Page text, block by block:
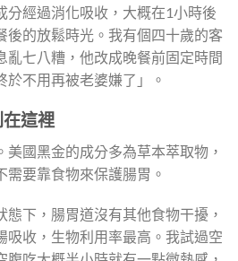
分經過消化吸收，大概在1小時後
後的放鬆時光。我有個四十歲的客
亂七八糟，他改成晚餐前固定時間
不用再被老婆嫌了」。
這裡
國黑金的成分多為草本萃取物，
要靠食物來保護腸胃。
態下，腸胃道沒有其他食物干擾，
吸收，生物利用率最高。我試過空